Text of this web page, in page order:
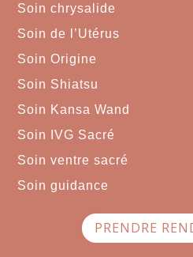
Soin chrysalide
Soin de l’Utérus
Soin Origine
Soin Shiatsu
Soin Kansa Wand
Soin IVG Sacré
Soin ventre sacré
Soin guidance
PRENDRE